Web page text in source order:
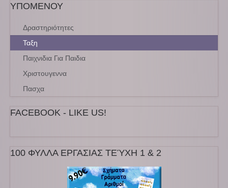
ΥΠΟΜΕΝΟΥ
Δραστηριότητες
Ταξη
Παιχνιδια Για Παιδια
Χριστουγεννα
Πασχα
FACEBOOK - LIKE US!
100 ΦΥΛΛΑ ΕΡΓΑΣΙΑΣ ΤΕΎΧΗ 1 & 2